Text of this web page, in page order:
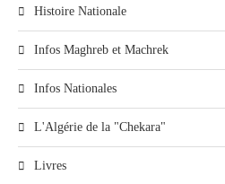
Histoire Nationale
Infos Maghreb et Machrek
Infos Nationales
L'Algérie de la "Chekara"
Livres